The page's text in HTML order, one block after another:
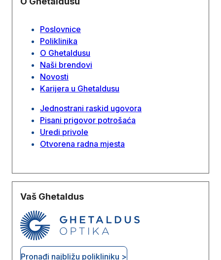
Poslovnice
Poliklinika
O Ghetaldusu
Naši brendovi
Novosti
Karijera u Ghetaldusu
Jednostrani raskid ugovora
Pisani prigovor potrošaća
Uredi privole
Otvorena radna mjesta
Vaš Ghetaldus
Pronađi najbližu polikliniku >